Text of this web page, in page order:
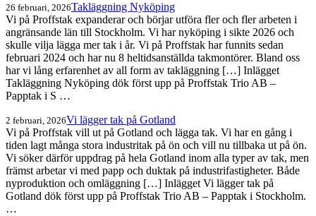
26 februari, 2026Takläggning Nyköping
Vi på Proffstak expanderar och börjar utföra fler och fler arbeten i
angränsande län till Stockholm. Vi har nyköping i sikte 2026 och
skulle vilja lägga mer tak i år. Vi på Proffstak har funnits sedan
februari 2024 och har nu 8 heltidsanställda takmontörer. Bland oss
har vi lång erfarenhet av all form av takläggning […] Inlägget
Takläggning Nyköping dök först upp på Proffstak Trio AB –
Papptak i S …
2 februari, 2026Vi lägger tak på Gotland
Vi på Proffstak vill ut på Gotland och lägga tak. Vi har en gång i
tiden lagt många stora industritak på ön och vill nu tillbaka ut på ön.
Vi söker därför uppdrag på hela Gotland inom alla typer av tak, men
främst arbetar vi med papp och duktak på industrifastigheter. Både
nyproduktion och omläggning […] Inlägget Vi lägger tak på
Gotland dök först upp på Proffstak Trio AB – Papptak i Stockholm.
…